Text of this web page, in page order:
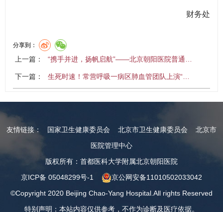
财务处
分享到：
上一篇： “携手并进，扬帆启航”——北京朝阳医院普通…
下一篇： 生死时速！常营呼吸一病区肺血管团队上演“…
友情链接： 国家卫生健康委员会 北京市卫生健康委员会
北京市
医院管理中心
版权所有：首都医科大学附属北京朝阳医院
京ICP备 05048299号-1
京公网安备11010502033042
©Copyright 2020 Beijing Chao-Yang Hospital.All rights Reserved
特别声明：本站内容仅供参考，不作为诊断及医疗依据。